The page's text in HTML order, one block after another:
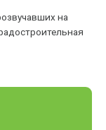
на